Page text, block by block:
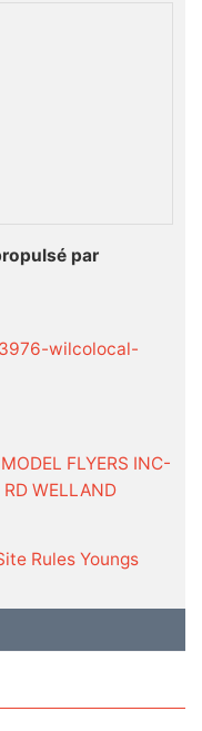
par
wilcolocal-
FLYERS INC-
RD WELLAND
Rules Youngs